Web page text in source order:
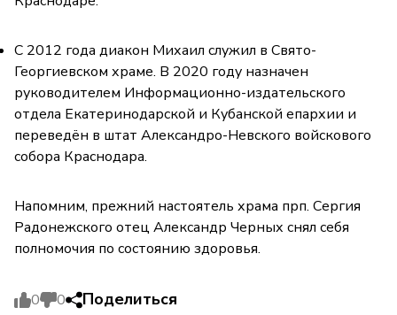
С 2012 года диакон Михаил служил в Свято-
Георгиевском храме. В 2020 году назначен
руководителем Информационно-издательского
отдела Екатеринодарской и Кубанской епархии и
переведён в штат Александро-Невского войскового
собора Краснодара.
Напомним, прежний настоятель храма прп. Сергия
Радонежского отец Александр Черных снял себя
полномочия по состоянию здоровья.
0 0 Поделиться